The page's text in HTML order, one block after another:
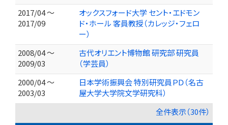
2017/04 ～
2017/09
オックスフォード大学 セント・エドモン
ド・ホール 客員教授（カレッジ・フェロ
ー）
2008/04 ～
2009/03
古代オリエント博物館 研究部 研究員
（学芸員）
2000/04 ～
2003/03
日本学術振興会 特別研究員ＰＤ（名古
屋大学大学院文学研究科）
全件表示（30件）